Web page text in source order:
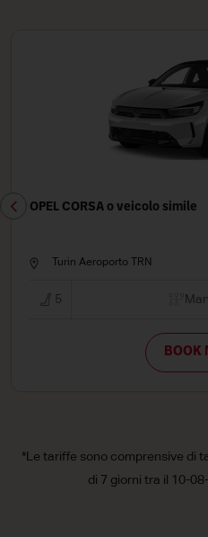
RENAULT
*Le tariffe sono comprensive di
di 7 giorni tra il 10-